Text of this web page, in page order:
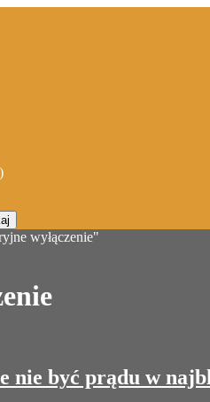
wyłączenie"
nie być prądu w